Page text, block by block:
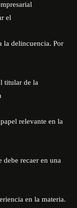
el
la delincuencia. Por
titular de la
relevante en la
recaer en una
en la materia.